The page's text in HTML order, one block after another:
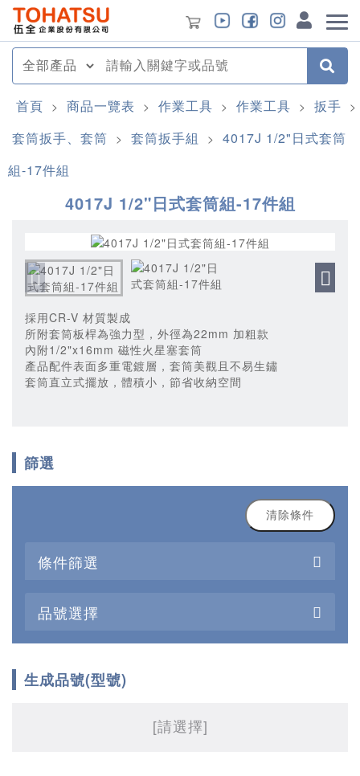
首頁 > 商品一覽表 > 作業工具 > 作業工具 > 扳手 >
套筒扳手、套筒 > 套筒扳手組 > 4017J 1/2"日式套筒
組-17件組
4017J 1/2"日式套筒組-17件組
採用CR-V 材質製成
所附套筒板桿為強力型，外徑為22mm 加粗款
內附1/2"x16mm 磁性火星塞套筒
產品配件表面多重電鍍層，套筒美觀且不易生鏽
套筒直立式擺放，體積小，節省收納空間
篩選
清除條件
條件篩選
品號選擇
生成品號(型號)
[請選擇]